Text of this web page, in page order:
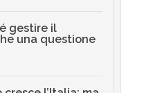
gestire il
una questione